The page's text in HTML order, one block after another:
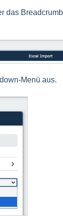
das
Menü aus.